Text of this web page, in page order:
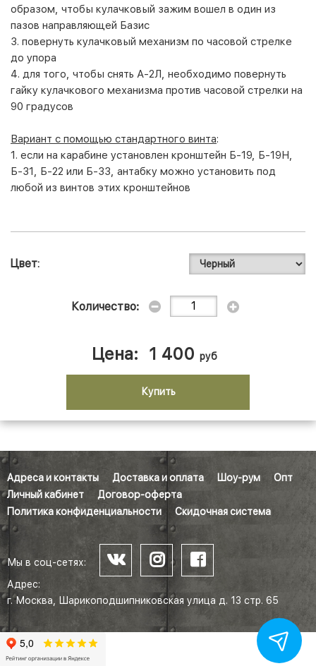
образом, чтобы кулачковый зажим вошел в один из
пазов направляющей Базис
3. повернуть кулачковый механизм по часовой стрелке
до упора
4. для того, чтобы снять А-2Л, необходимо повернуть
гайку кулачкового механизма против часовой стрелки на
90 градусов
Вариант с помощью стандартного винта:
1. если на карабине установлен кронштейн Б-19, Б-19Н,
Б-31, Б-22 или Б-33, антабку можно установить под
любой из винтов этих кронштейнов
Цвет
Количество:
Цена: 1 400 руб
Купить
Адреса и контакты Доставка и оплата Шоу-рум
Опт
Личный кабинет
Договор-оферта
Политика конфиденциальности
Скидочная система
Мы в соц-сетях:
Адрес:
г. Москва, Шарикоподшипниковская улица д. 13 стр. 65